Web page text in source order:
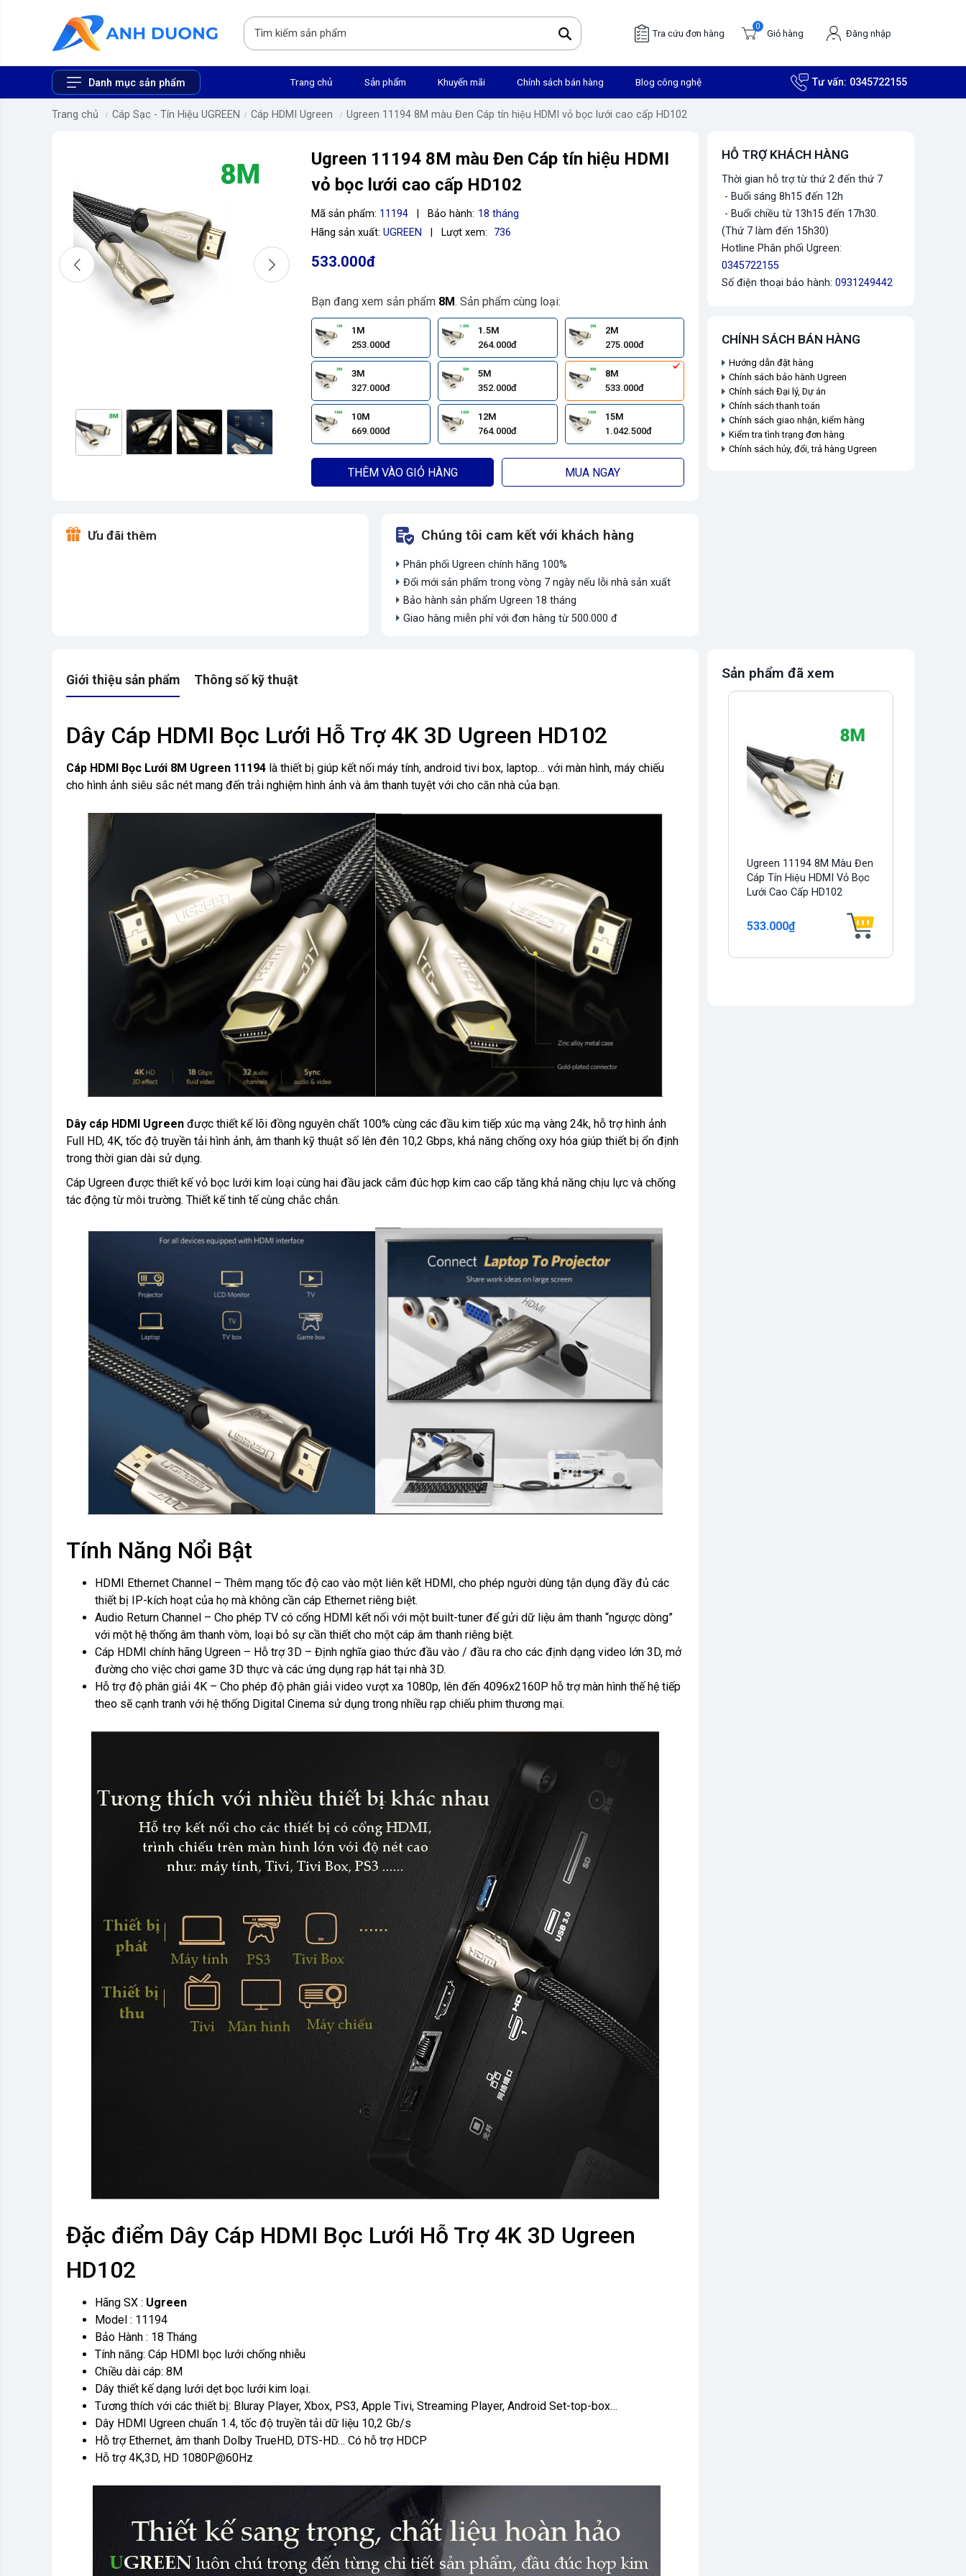
Tra cứu đơn hàng
0
Giỏ hàng Đăng nhập
Danh mục sản phẩm Trang chủ Sản phẩm Khuyến mãi Chính sách bán hàng Blog công nghệ Tư vấn: 0345722155
Trang chủ Cáp Sạc - Tín Hiệu UGREEN Cáp HDMI Ugreen Ugreen 11194 8M màu Đen Cáp tín hiệu HDMI vỏ bọc lưới cao cấp HD102
Ugreen 11194 8M màu Đen Cáp tín hiệu HDMI
vỏ bọc lưới cao cấp HD102
Mã sản phẩm: 11194 Bảo hành: 18 tháng
Hãng sản xuất: UGREEN Lượt xem: 736
533.000đ
Bạn đang xem sản phẩm 8M. Sản phẩm cùng loại:
1M
253.000đ
1.5M
264.000đ
2M
275.000đ
3M
327.000đ
5M
352.000đ
8M
533.000đ
10M
669.000đ
12M
764.000đ
15M
1.042.500đ
THÊM VÀO GIỎ HÀNG MUA NGAY
Ưu đãi thêm Chúng tôi cam kết với khách hàng
Phân phối Ugreen chính hãng 100%
Đổi mới sản phẩm trong vòng 7 ngày nếu lỗi nhà sản xuất
Bảo hành sản phẩm Ugreen 18 tháng
Giao hàng miễn phí với đơn hàng từ 500.000 đ
HỖ TRỢ KHÁCH HÀNG
Thời gian hỗ trợ từ thứ 2 đến thứ 7
- Buổi sáng 8h15 đến 12h
- Buổi chiều từ 13h15 đến 17h30.
(Thứ 7 làm đến 15h30)
Hotline Phân phối Ugreen:
0345722155
Số điện thoại bảo hành: 0931249442
CHÍNH SÁCH BÁN HÀNG
Hướng dẫn đặt hàng
Chính sách bảo hành Ugreen
Chính sách Đại lý, Dự án
Chính sách thanh toán
Chính sách giao nhận, kiểm hàng
Kiểm tra tình trạng đơn hàng
Chính sách hủy, đổi, trả hàng Ugreen
Giới thiệu sản phẩm Thông số kỹ thuật
Dây Cáp HDMI Bọc Lưới Hỗ Trợ 4K 3D Ugreen HD102
Cáp HDMI Bọc Lưới 8M Ugreen 11194 là thiết bị giúp kết nối máy tính, android tivi box, laptop… với màn hình, máy chiếu
cho hình ảnh siêu sắc nét mang đến trải nghiệm hình ảnh và âm thanh tuyệt với cho căn nhà của bạn.
Dây cáp HDMI Ugreen được thiết kế lõi đồng nguyên chất 100% cùng các đầu kim tiếp xúc mạ vàng 24k, hỗ trợ hình ảnh
Full HD, 4K, tốc độ truyền tải hình ảnh, âm thanh kỹ thuật số lên đên 10,2 Gbps, khả năng chống oxy hóa giúp thiết bị ổn định
trong thời gian dài sử dụng.
Cáp Ugreen được thiết kế vỏ bọc lưới kim loại cùng hai đầu jack cắm đúc hợp kim cao cấp tăng khả năng chịu lực và chống
tác động từ môi trường. Thiết kế tinh tế cùng chắc chắn.
Tính Năng Nổi Bật
HDMI Ethernet Channel – Thêm mạng tốc độ cao vào một liên kết HDMI, cho phép người dùng tận dụng đầy đủ các
thiết bị IP-kích hoạt của họ mà không cần cáp Ethernet riêng biệt.
Audio Return Channel – Cho phép TV có cổng HDMI kết nối với một built-tuner để gửi dữ liệu âm thanh “ngược dòng”
với một hệ thống âm thanh vòm, loại bỏ sự cần thiết cho một cáp âm thanh riêng biệt.
Cáp HDMI chính hãng Ugreen – Hỗ trợ 3D – Định nghĩa giao thức đầu vào / đầu ra cho các định dạng video lớn 3D, mở
đường cho việc chơi game 3D thực và các ứng dụng rạp hát tại nhà 3D.
Hỗ trợ độ phân giải 4K – Cho phép độ phân giải video vượt xa 1080p, lên đến 4096x2160P hỗ trợ màn hình thế hệ tiếp
theo sẽ cạnh tranh với hệ thống Digital Cinema sử dụng trong nhiều rạp chiếu phim thương mại.
Đặc điểm Dây Cáp HDMI Bọc Lưới Hỗ Trợ 4K 3D Ugreen
HD102
Hãng SX : Ugreen
Model : 11194
Bảo Hành : 18 Tháng
Tính năng: Cáp HDMI bọc lưới chống nhiễu
Chiều dài cáp: 8M
Dây thiết kế dạng lưới dẹt bọc lưới kim loại.
Tương thích với các thiết bị: Bluray Player, Xbox, PS3, Apple Tivi, Streaming Player, Android Set-top-box…
Dây HDMI Ugreen chuẩn 1.4, tốc độ truyền tải dữ liệu 10,2 Gb/s
Hỗ trợ Ethernet, âm thanh Dolby TrueHD, DTS-HD… Có hỗ trợ HDCP
Hỗ trợ 4K,3D, HD 1080P@60Hz
Sản phẩm đã xem
Ugreen 11194 8M Màu Đen
Cáp Tín Hiệu HDMI Vỏ Bọc
Lưới Cao Cấp HD102
533.000₫